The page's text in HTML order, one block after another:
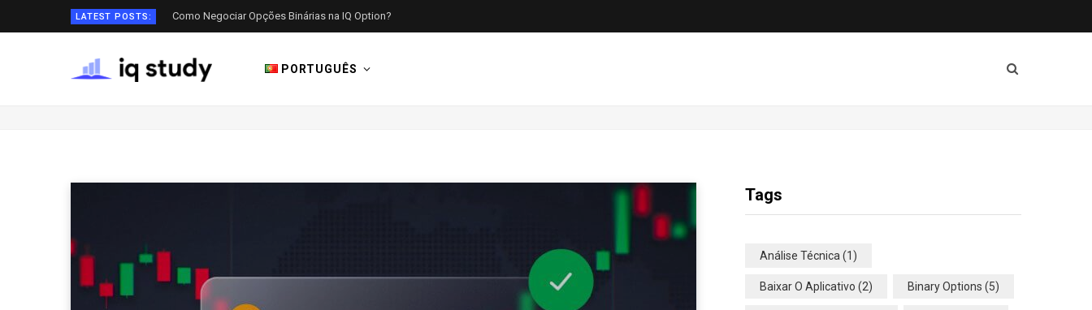
LATEST POSTS: Como Negociar Opções Binárias na IQ Option?
PORTUGUÊS
Tags
Análise Técnica (1)
Baixar O Aplicativo (2) Binary Options (5)